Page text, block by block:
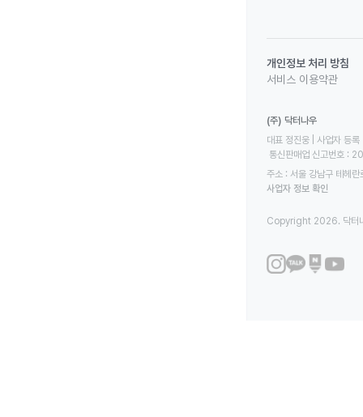
개인정보 처리 방침
서비스 이용약관
(주) 닥터나우
대표 정진웅 | 사업자
통신판매업 신고번호
주소 : 서울 강남구 테헤
사업자 정보 확인
Copyright 2026. 닥터